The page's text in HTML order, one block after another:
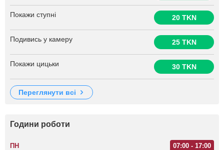
Покажи ступні 20 TKN
Подивись у камеру 25 TKN
Покажи цицьки 30 TKN
переглянути всі
Години роботи
ПН 07:00 - 17:00